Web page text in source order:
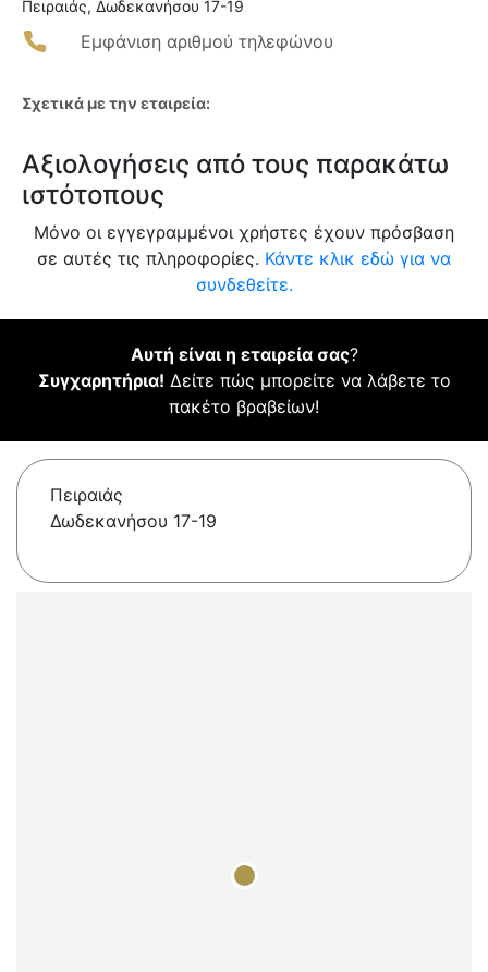
Πειραιάς, Δωδεκανήσου 17-19
Εμφάνιση αριθμού τηλεφώνου
Σχετικά με την εταιρεία:
Αξιολογήσεις από τους παρακάτω
ιστότοπους
Μόνο οι εγγεγραμμένοι χρήστες έχουν πρόσβαση
σε αυτές τις πληροφορίες. Κάντε κλικ εδώ για να
συνδεθείτε.
Αυτή είναι η εταιρεία σας?
Συγχαρητήρια! Δείτε πώς μπορείτε να λάβετε το
πακέτο βραβείων!
Πειραιάς
Δωδεκανήσου 17-19